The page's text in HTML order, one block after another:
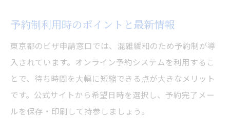
予約制利用時のポイントと最新情報
東京都のビザ申請窓口では、混雑緩和のため予約制が導
入されています。オンライン予約システムを利用するこ
とで、待ち時間を大幅に短縮できる点が大きなメリット
です。公式サイトから希望日時を選択し、予約完了メー
ルを保存・印刷して持参しましょう。